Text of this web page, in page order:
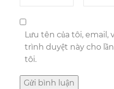
Lưu tên của tôi,
trình duyệt này cho
tôi.